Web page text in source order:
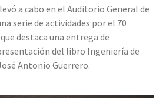
a cabo en el Auditorio General de
serie de actividades por el 70
destaca una entrega de
del libro Ingeniería de
Antonio Guerrero.